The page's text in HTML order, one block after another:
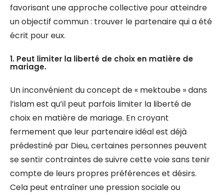
favorisant une approche collective pour atteindre
un objectif commun : trouver le partenaire qui a été
écrit pour eux.
1. Peut limiter la liberté de choix en matière de
mariage.
Un inconvénient du concept de « mektoube » dans
l’islam est qu’il peut parfois limiter la liberté de
choix en matière de mariage. En croyant
fermement que leur partenaire idéal est déjà
prédestiné par Dieu, certaines personnes peuvent
se sentir contraintes de suivre cette voie sans tenir
compte de leurs propres préférences et désirs.
Cela peut entraîner une pression sociale ou